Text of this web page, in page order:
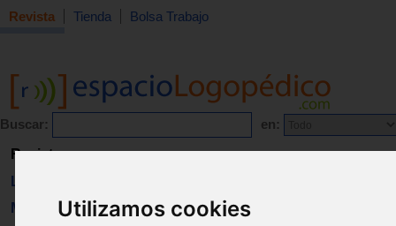
Utilizamos cookies
Revista Tienda Bolsa Trabajo
Buscar: en:
Revista
Libros
Material